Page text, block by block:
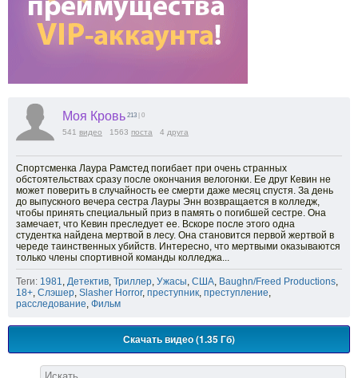
Моя Кровь 213 | 0
541 видео 1563 поста 4 друга
Спортсменка Лаура Рамстед погибает при очень странных
обстоятельствах сразу после окончания велогонки. Ее друг Кевин не
может поверить в случайность ее смерти даже месяц спустя. За день
до выпускного вечера сестра Лауры Энн возвращается в колледж,
чтобы принять специальный приз в память о погибшей сестре. Она
замечает, что Кевин преследует ее. Вскоре после этого одна
студентка найдена мертвой в лесу. Она становится первой жертвой в
череде таинственных убийств. Интересно, что мертвыми оказываются
только члены спортивной команды колледжа...
Теги: 1981 Детектив Триллер Ужасы США Baughn/Freed Productions
18+ Слэшер Slasher Horror, преступник преступление
расследование Фильм
Скачать видео (1.35 Гб)